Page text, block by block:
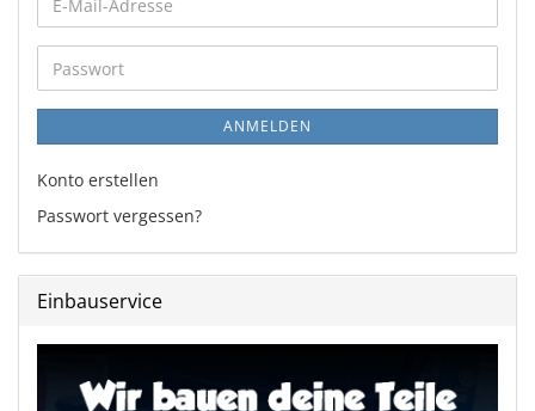
Mail-
Adresse
Passwort
ANMELDEN
Konto erstellen
Passwort vergessen?
Einbauservice